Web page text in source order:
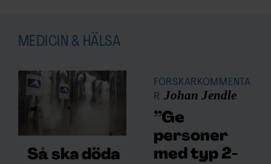
MEDICIN & HÄLSA
Så ska döda
FORSKARKOMMENTA
R Johan Jendle
”Ge
personer
med typ 2-